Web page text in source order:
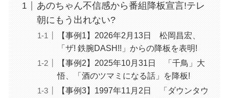
あのちゃん不信感から番組降板宣言!テレ
朝にもう出れない?
【事例1】2026年2月13日 松岡昌宏、
「ザ! 鉄腕DASH!!」からの降板を表明!
【事例2】2025年10月31日 「千鳥」大
悟、「酒のツマミになる話」を降板!
【事例3】1997年11月2日 「ダウンタウ